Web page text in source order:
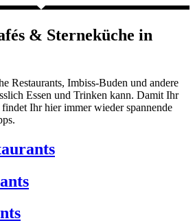
& Sterneküche in
Restaurants, Imbiss-Buden und andere
Essen und Trinken kann. Damit Ihr
Ihr hier immer wieder spannende